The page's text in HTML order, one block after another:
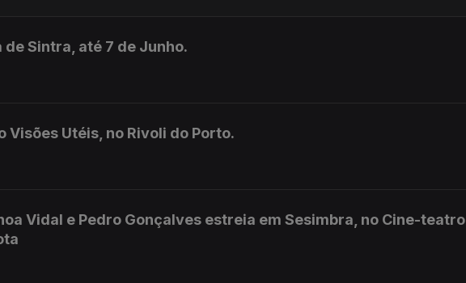
Sintra, até 7 de Junho.
Visões Utéis, no Rivoli do Porto.
Vidal e Pedro Gonçalves estreia em Sesimbra, no Cine-teatro